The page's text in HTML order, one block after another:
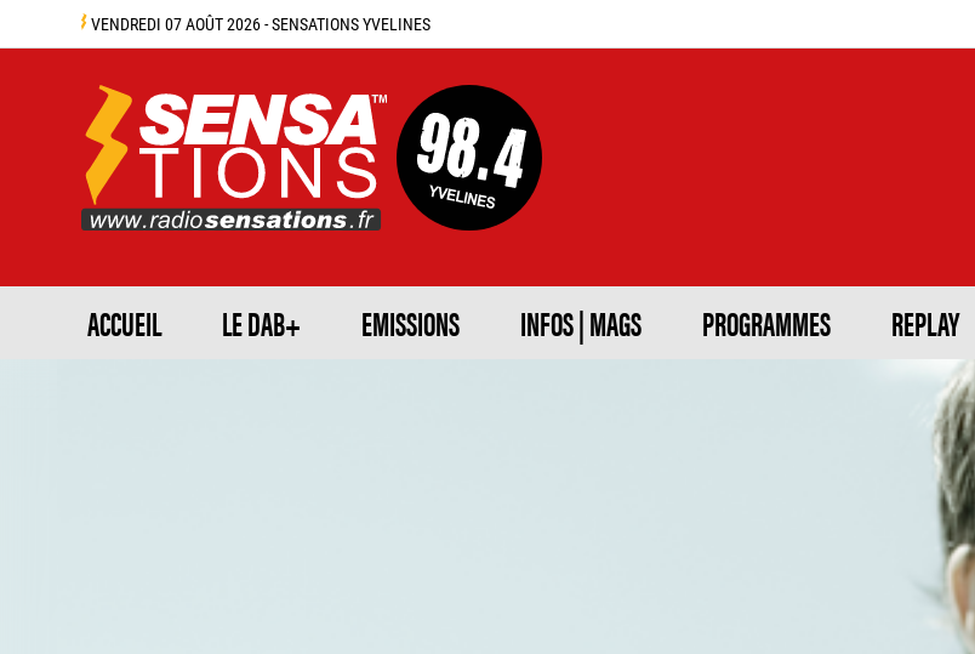
VENDREDI 07 AOÛT 2026 - SENSATIONS YVELINES
ACCUEIL LE DAB+ EMISSIONS INFOS | MAGS PROGRAMMES REPLAY